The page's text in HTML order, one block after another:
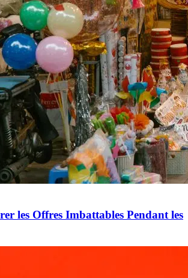
les Offres Imbattables Pendant les